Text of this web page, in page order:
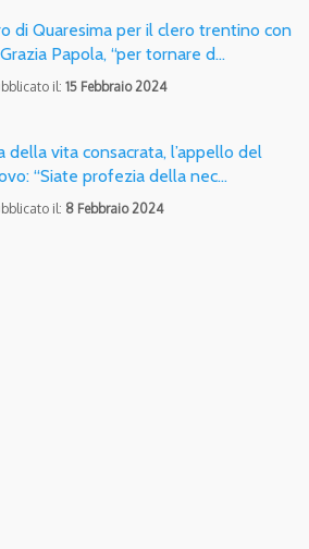
di Quaresima per il clero trentino con
Papola, “per tornare d…
il:15 Febbraio 2024
della vita consacrata, l’appello del
“Siate profezia della nec…
il: 8 Febbraio 2024